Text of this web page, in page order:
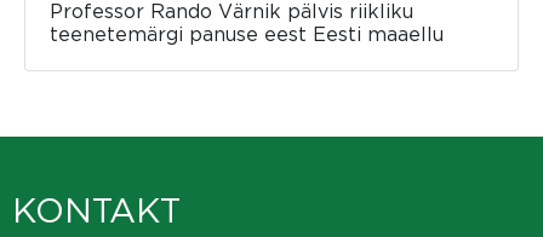
Professor Rando Värnik pälvis riikliku
teenetemärgi panuse eest Eesti maaellu
KONTAKT